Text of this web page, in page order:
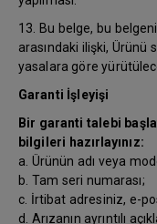
13. Bu belge, bu
arasındaki ilişki, Ürünü
yasalara göre
Garanti İşleyişi
Bir garanti talebi
bilgileri hazırlayınız:
a. Ürünün adı veya
b. Tam seri numarası;
c. İrtibat adresiniz, e-
d. Arızanın ayrıntılı